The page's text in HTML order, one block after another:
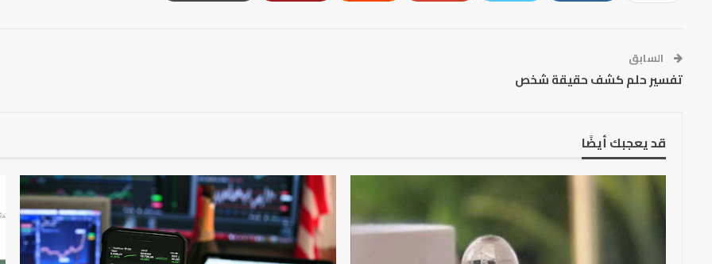
السابق
تفسير حلم كشف حقيقة شخص
قد يعجبك أيضًا